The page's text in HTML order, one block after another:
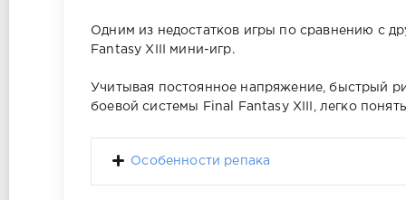
Одним из недостатков игры по сравнению с
Fantasy XIII мини-игр.
Учитывая постоянное напряжение, быстрый
боевой системы Final Fantasy XIII, легко
Особенности репака